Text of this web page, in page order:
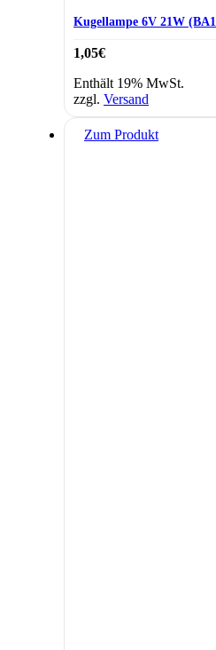
Kugellampe 6V 21W
1,05€
Enthält 19% MwSt.
zzgl. Versand
Zum Produkt